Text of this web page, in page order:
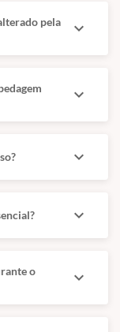
pela
expand_more
expand_more
expand_more
expand_more
o
expand_more